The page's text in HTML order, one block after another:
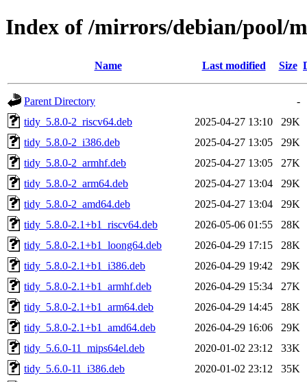
Index of /mirrors/debian/pool/
Name Last modified Size
Parent Directory
-
tidy_5.8.0-2_riscv64.deb
2025-04-27 13:10
29K
tidy_5.8.0-2_i386.deb
2025-04-27 13:05
29K
tidy_5.8.0-2_armhf.deb
2025-04-27 13:05
27K
tidy_5.8.0-2_arm64.deb
2025-04-27 13:04
29K
tidy_5.8.0-2_amd64.deb
2025-04-27 13:04
29K
tidy_5.8.0-2.1+b1_riscv64.deb
2026-05-06 01:55
28K
tidy_5.8.0-2.1+b1_loong64.deb
2026-04-29 17:15
28K
tidy_5.8.0-2.1+b1_i386.deb
2026-04-29 19:42
29K
tidy_5.8.0-2.1+b1_armhf.deb
2026-04-29 15:34
27K
tidy_5.8.0-2.1+b1_arm64.deb
2026-04-29 14:45
28K
tidy_5.8.0-2.1+b1_amd64.deb
2026-04-29 16:06
29K
tidy_5.6.0-11_mips64el.deb
2020-01-02 23:12
33K
tidy_5.6.0-11_i386.deb
2020-01-02 23:12
35K